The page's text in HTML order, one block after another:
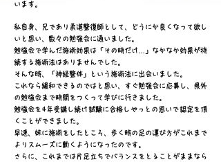
います。
私自身、兄であり柔道整復師として、どうにか良くなって欲し
いと思い、数々の勉強会に通いました。
勉強会で学んだ施術効果は「その時だけ…」なかなか効果が持
続する施術法はありませんでした。
そんな時、「神経整体」という施術法に出会いました。
これなら緩和できるのではと思い、すぐ勉強会に応募し、県外
の勉強会まで時間をつくって学びに行きました。
勉強会を4年受講し続け試験に合格しやっとの思いで認定を頂
くことができました。
早速、妹に施術をしたところ、歩く時の足の運び方がこれまで
よりスムーズに動くようになったのです。
さらに、これまでは片足立ちでバランスをとることがままなら